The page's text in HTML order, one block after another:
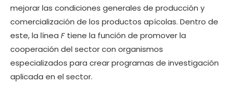
mejorar las condiciones generales de producción y
comercialización de los productos apícolas. Dentro de
este, la línea F tiene la función de promover la
cooperación del sector con organismos
especializados para crear programas de investigación
aplicada en el sector.